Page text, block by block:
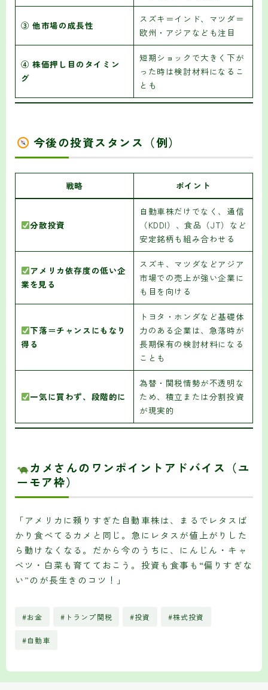
③ 他市場の成長性
スズキ＝インド、マツダ＝
欧州・アジアなども注目
④ 株価押し目のタイミン
グ
短期ショックで大きく下が
った時は検討材料になるこ
とも
今後の投資スタンス（例）
戦略 ポイント
分散投資
自動車株だけでなく、通信
（KDDI）、食品（JT）など
安定銘柄も組み合わせる
アメリカ依存度の低い企
業を見る
スズキ、マツダなどアジア
市場での売上が強い企業に
も目を向ける
下落＝チャンスにもなり
得る
トヨタ・ホンダなど基礎体
力のある企業は、急落時が
長期保有の検討材料になる
ことも
一気に買わず、段階的に
為替・関税情勢が不透明な
ため、積立または分割投資
が現実的
カメさんのワンポイントアドバイス（ユ
ーモア枠）
「アメリカに頼りすぎた自動車株は、まるでレタスば
かり食べてるカメと同じ。急にレタスが値上がりした
ら動けなくなる。だから今のうちに、にんじん・キャ
ベツ・白菜も育てておこう。投資も食事も“偏りすぎな
い”のが長生きのコツ！」
#お金 #トランプ関税 #投資 #株式投資
#自動車